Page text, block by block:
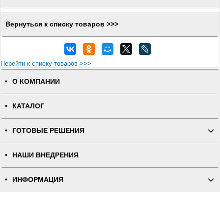
Вернуться к списку товаров >>>
Перейти к списку товаров >>>
О КОМПАНИИ
КАТАЛОГ
ГОТОВЫЕ РЕШЕНИЯ
НАШИ ВНЕДРЕНИЯ
ИНФОРМАЦИЯ